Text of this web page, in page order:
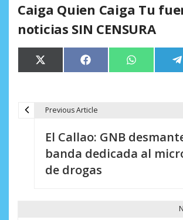
Caiga Quien Caiga Tu
noticias SIN CENSURA
Compartir
en
X
(Twitter)
Compartir
en
Facebook Compartir
en
WhatsApp
Previous Article
El Callao: GNB
banda dedicada al
de drogas